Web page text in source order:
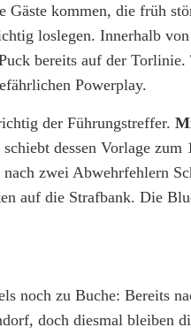
kommen, die früh
loslegen. Innerhalb
bereits auf der
Powerplay.
der Führungstreffer.
schiebt dessen Vorlage
zwei Abwehrfehlern
auf die Strafbank. Die
noch zu Buche: Bereits
doch diesmal bleiben